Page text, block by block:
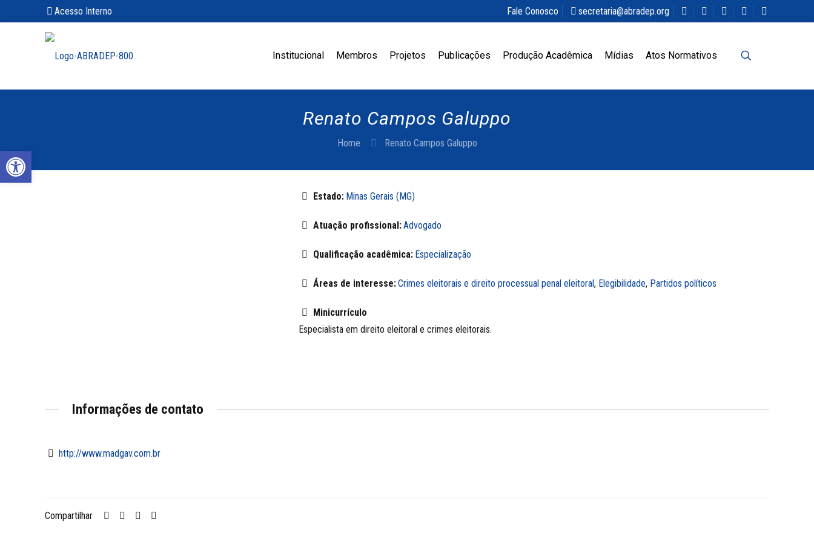
Acesso Interno Fale Conosco secretaria@abradep.org
Institucional Membros Projetos Publicações Produção Acadêmica Mídias Atos Normativos
Renato Campos Galuppo
Home Renato Campos Galuppo
Estado: Minas Gerais (MG)
Atuação profissional:Advogado
Qualificação acadêmica: Especialização
Áreas de interesse:Crimes eleitorais e direito processual penal eleitoral, Elegibilidade, Partidos políticos
Minicurrículo
Especialista em direito eleitoral e crimes eleitorais.
Informações de contato
http://www.madgav.com.br
Compartilhar
Abrir a barra de ferramentas